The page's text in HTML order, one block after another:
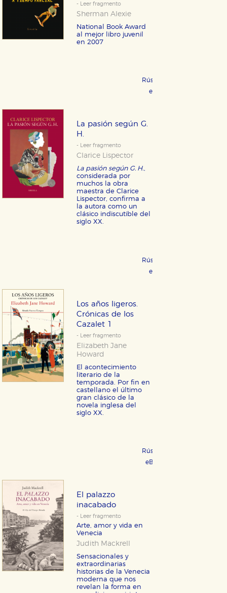
- Leer fragmento
Sherman Alexie
National Book Award
al mejor libro juvenil
en 2007
Rústica 16,95 €
eBook 9,99 €
La pasión según G.
H.
- Leer fragmento
Clarice Lispector
La pasión según G. H.,
considerada por
muchos la obra
maestra de Clarice
Lispector, confirma a
la autora como un
clásico indiscutible del
siglo XX.
Rústica 17,95 €
eBook 8,99 €
Los años ligeros.
Crónicas de los
Cazalet 1
- Leer fragmento
Elizabeth Jane
Howard
El acontecimiento
literario de la
temporada. Por fin en
castellano el último
gran clásico de la
novela inglesa del
siglo XX.
Rústica 24,95 €
eBook 11,99 €
El palazzo
inacabado
- Leer fragmento
Arte, amor y vida en
Venecia
Judith Mackrell
Sensacionales y
extraordinarias
historias de la Venecia
moderna que nos
revelan la forma en
RECHAZAR TODO
Cookies necesarias
Estas cookies son necesarias para que nuestro sitio
web funcione y no es posible deshabilitarlas desde
nuestro sistema. Es posible hacerlo desde el
navegador, pero en ese caso es posible que algunas
áreas de nuestra web dejen de funcionar
correctamente.
Cookies de rendimiento y analíticas
Estas cookies se utilizan para mejorar su experiencia
de navegación y optimizar el funcionamiento de